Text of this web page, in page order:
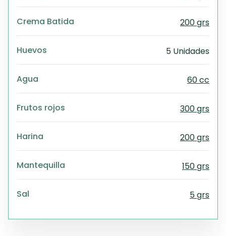
Crema Batida 200 grs
Huevos 5 Unidades
Agua 60 cc
Frutos rojos 300 grs
Harina 200 grs
Mantequilla 150 grs
Sal 5 grs